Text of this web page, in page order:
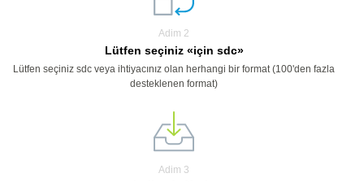
Adim 2
Lütfen seçiniz «için sdc»
Lütfen seçiniz sdc veya ihtiyacınız olan herhangi bir format (100'den fazla
desteklenen format)
Adim 3